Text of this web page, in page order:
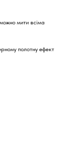
мити всіма
полотну ефект